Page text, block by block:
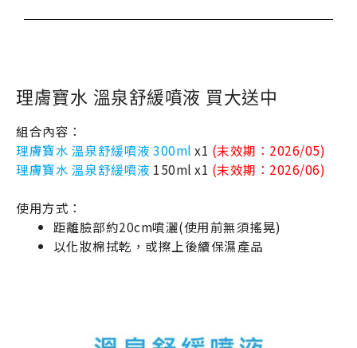
理膚寶水 溫泉舒緩噴液 買大送中
組合內容：
理膚寶水 溫泉舒緩噴液 300ml x1 (末效期：2026/05)
理膚寶水 溫泉舒緩噴液 150ml x1 (末效期：2026/06)
使用方式：
距離臉部約20cm噴灑(使用前無須搖晃)
以化妝棉拭乾，或擦上後續保濕產品